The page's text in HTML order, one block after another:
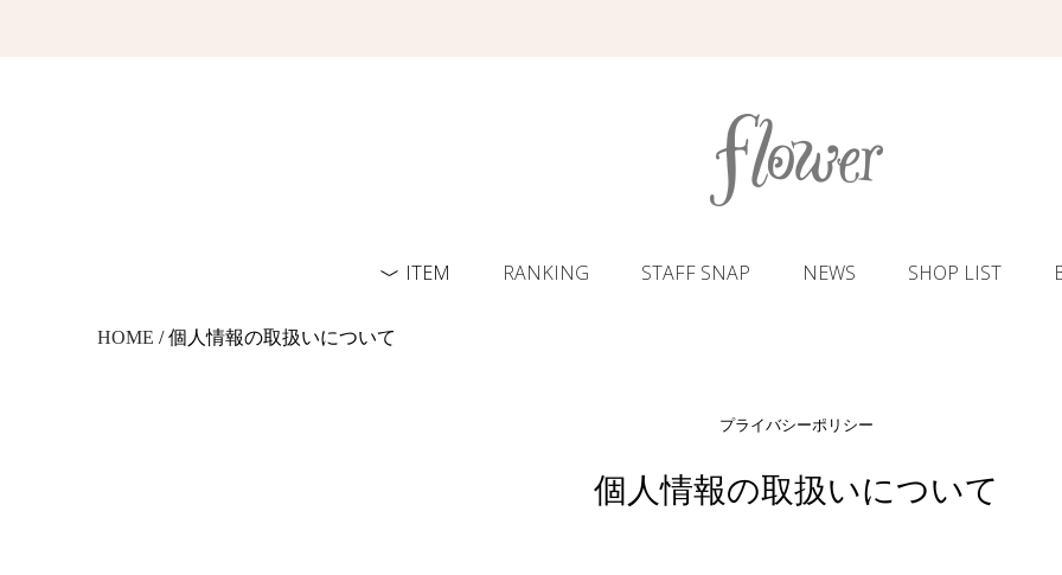
ITEM RANKING STAFF SNAP NEWS SHOP LIST
HOME / 個人情報の取扱いについて
プライバシーポリシー
個人情報の取扱いについて